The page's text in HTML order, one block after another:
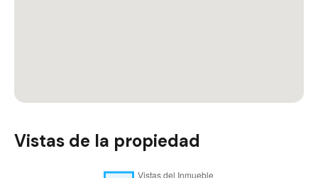
Vistas de la propiedad